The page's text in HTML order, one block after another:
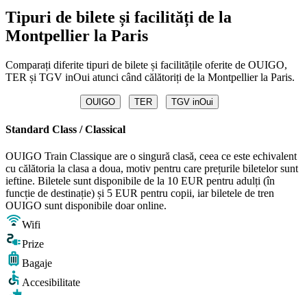
Tipuri de bilete și facilități de la
Montpellier la Paris
Comparați diferite tipuri de bilete și facilitățile oferite de OUIGO,
TER și TGV inOui atunci când călătoriți de la Montpellier la Paris.
OUIGO TER TGV inOui
Standard Class / Classical
OUIGO Train Classique are o singură clasă, ceea ce este echivalent
cu călătoria la clasa a doua, motiv pentru care prețurile biletelor sunt
ieftine. Biletele sunt disponibile de la 10 EUR pentru adulți (în
funcție de destinație) și 5 EUR pentru copii, iar biletele de tren
OUIGO sunt disponibile doar online.
Wifi
Prize
Bagaje
Accesibilitate